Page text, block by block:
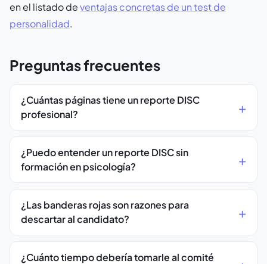
en el listado deventajas concretas de un test de
personalidad.
Preguntas frecuentes
¿Cuántas páginas tiene un reporte DISC
profesional?
¿Puedo entender un reporte DISC sin
formación en psicología?
¿Las banderas rojas son razones para
descartar al candidato?
¿Cuánto tiempo debería tomarle al comité